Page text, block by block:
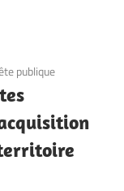
publique